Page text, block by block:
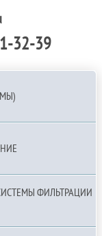
32-39
ФИЛЬТРАЦИИ